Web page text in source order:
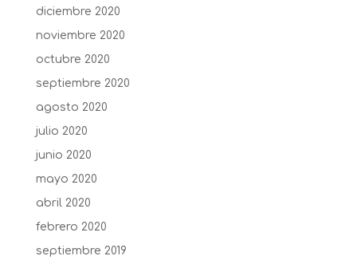
diciembre 2020
noviembre 2020
octubre 2020
septiembre 2020
agosto 2020
julio 2020
junio 2020
mayo 2020
abril 2020
febrero 2020
septiembre 2019